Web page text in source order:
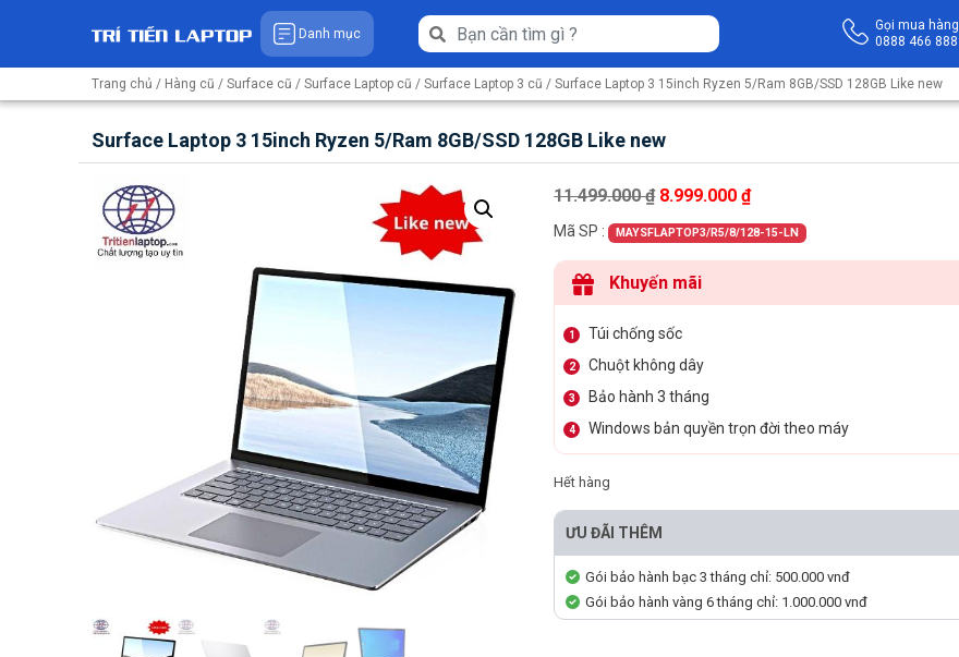
Danh mục
Gọi mua hàng
0888 466 888
Trang chủ / Hàng cũ / Surface cũ / Surface Laptop cũ / Surface Laptop 3 cũ / Surface Laptop 3 15inch Ryzen 5/Ram 8GB/SSD 128GB Like new
Surface Laptop 3 15inch Ryzen 5/Ram 8GB/SSD 128GB Like new
11.499.000₫ Giá gốc là: 11.499.000 ₫.
8.999.000₫Giá hiện tại là: 8.999.000 ₫.
Mã SP : MAYSFLAPTOP3/R5/8/128-15-LN
Khuyến mãi
1 Túi chống sốc
2 Chuột không dây
3 Bảo hành 3 tháng
4 Windows bản quyền trọn đời theo máy
Hết hàng
ƯU ĐÃI THÊM
Gói bảo hành bạc 3 tháng chỉ: 500.000 vnđ
Gói bảo hành vàng 6 tháng chỉ: 1.000.000 vnđ